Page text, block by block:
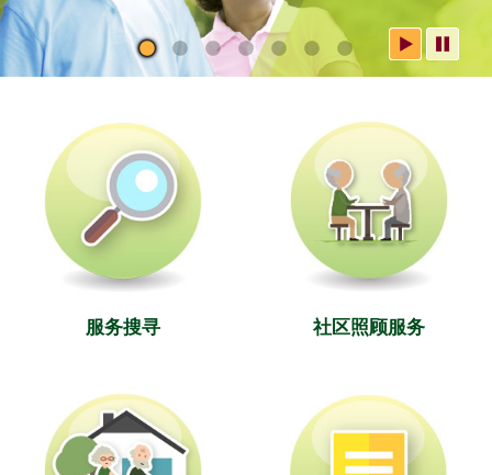
社署长者资讯网
服务搜寻 社区照顾服务